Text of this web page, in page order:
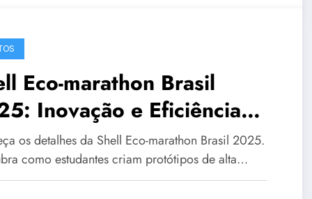
Eco-marathon Brasil
Inovação e Eficiência
no Píer Mauá
os detalhes da Shell Eco-marathon Brasil 2025.
como estudantes criam protótipos de alta…